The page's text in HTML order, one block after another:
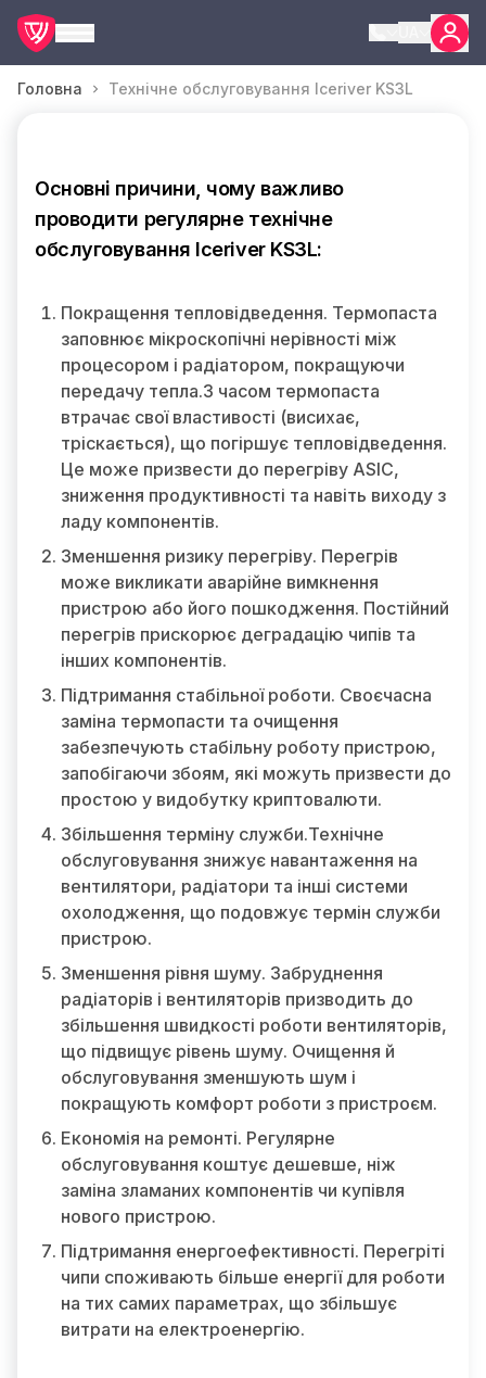
Головна Технічне обслуговування Iceriver KS3L
Основні причини, чому важливо
проводити регулярне технічне
обслуговування Iceriver KS3L:
Покращення тепловідведення. Термопаста
заповнює мікроскопічні нерівності між
процесором і радіатором, покращуючи
передачу тепла.З часом термопаста
втрачає свої властивості (висихає,
тріскається), що погіршує тепловідведення.
Це може призвести до перегріву ASIC,
зниження продуктивності та навіть виходу з
ладу компонентів.
Зменшення ризику перегріву. Перегрів
може викликати аварійне вимкнення
пристрою або його пошкодження. Постійний
перегрів прискорює деградацію чипів та
інших компонентів.
Підтримання стабільної роботи. Своєчасна
заміна термопасти та очищення
забезпечують стабільну роботу пристрою,
запобігаючи збоям, які можуть призвести до
простою у видобутку криптовалюти.
Збільшення терміну служби.Технічне
обслуговування знижує навантаження на
вентилятори, радіатори та інші системи
охолодження, що подовжує термін служби
пристрою.
Зменшення рівня шуму. Забруднення
радіаторів і вентиляторів призводить до
збільшення швидкості роботи вентиляторів,
що підвищує рівень шуму. Очищення й
обслуговування зменшують шум і
покращують комфорт роботи з пристроєм.
Економія на ремонті. Регулярне
обслуговування коштує дешевше, ніж
заміна зламаних компонентів чи купівля
нового пристрою.
Підтримання енергоефективності. Перегріті
чипи споживають більше енергії для роботи
на тих самих параметрах, що збільшує
витрати на електроенергію.